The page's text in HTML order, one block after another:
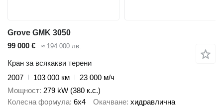
Grove GMK 3050
99 000 €
≈ 194 000 лв.
Кран за всякакви терени
2007
103 000 км
23 000 м/ч
Мощност 279 kW (380 к.с.)
Колесна формула 6x4 Окачване хидравлична